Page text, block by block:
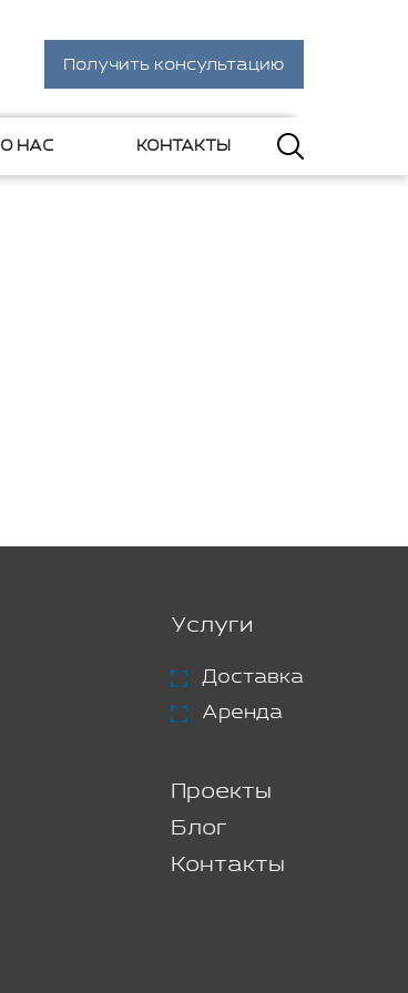
Получить консультацию
О НАС КОНТАКТЫ
Услуги
Доставка
Аренда
Проекты
Блог
Контакты